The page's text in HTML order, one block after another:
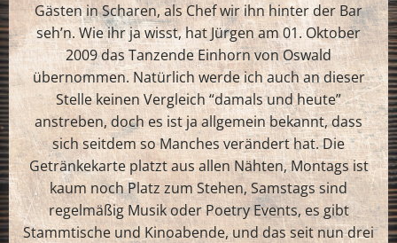
Gästen in Scharen, als Chef wir ihn hinter der Bar
seh’n. Wie ihr ja wisst, hat Jürgen am 01. Oktober
2009 das Tanzende Einhorn von Oswald
übernommen. Natürlich werde ich auch an dieser
Stelle keinen Vergleich “damals und heute”
anstreben, doch es ist ja allgemein bekannt, dass
sich seitdem so Manches verändert hat. Die
Getränkekarte platzt aus allen Nähten, Montags ist
kaum noch Platz zum Stehen, Samstags sind
regelmäßig Musik oder Poetry Events, es gibt
Stammtische und Kinoabende, und das seit nun drei